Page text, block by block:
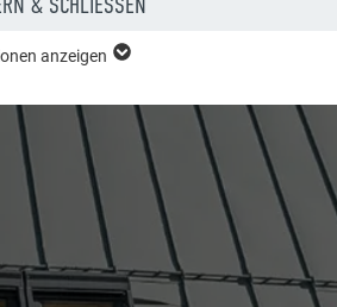
anzeigen
zu verstehen, wie die Website genutzt wird.
der Website zu verbessern.
anzeigen